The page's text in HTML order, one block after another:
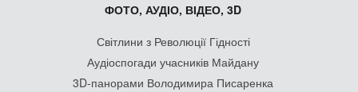
ФОТО, АУДІО, ВІДЕО, 3D
Світлини з Революції Гідності
Аудіоспогади учасників Майдану
3D-панорами Володимира Писаренка